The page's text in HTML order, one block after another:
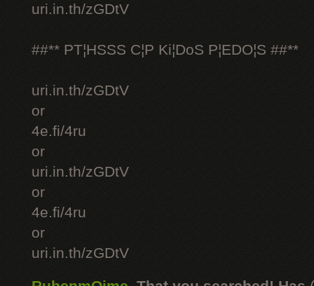
uri.in.th/zGDtV
##** PT¦HSSS C¦P Ki¦DoS P¦EDO¦S ##**
uri.in.th/zGDtV
or
4e.fi/4ru
or
uri.in.th/zGDtV
or
4e.fi/4ru
or
uri.in.th/zGDtV